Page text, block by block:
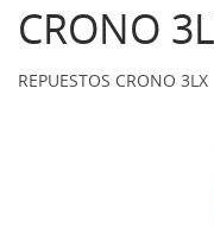
CRONO
REPUESTOS CRONO 3LX